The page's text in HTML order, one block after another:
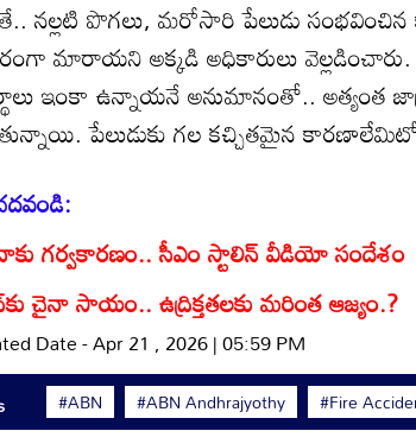
నల్లటి పొగలు, మరోసారి పేలుడు
మారాయని అక్కడి అధికారులు
ఇంకా ఉన్నాయనే అనుమానంతో.. అత్యంత
పేలుడుకు గల కచ్చితమైన
గర్వకారణం.. సీఎం స్టాలిన్ వీడియో సందేశం
చైనా సాయం.. ఉద్రిక్తతలకు మరింత ఆజ్యం.?
Date - Apr 21 , 2026 | 05:59 PM
#ABN #ABN Andhrajyothy #Fire